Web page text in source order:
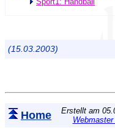
Sport1: Handball
(15.03.2003)
Home
Erstellt am